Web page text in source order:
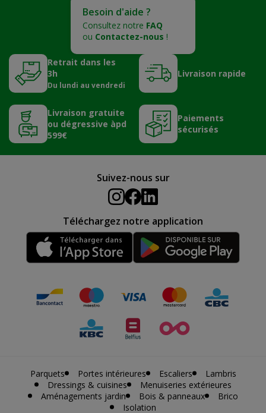
Besoin d'aide ?
Consultez notre FAQ
ou Contactez-nous !
Retrait dans les
3h
Du lundi au vendredi
Livraison rapide
Livraison gratuite
ou dégressive àpd
599€
Paiements
sécurisés
Suivez-nous sur
Téléchargez notre application
Parquets Portes intérieures Escaliers
Lambris
Dressings & cuisines
Menuiseries extérieures
Aménagements jardin
Bois & panneaux
Brico
Isolation